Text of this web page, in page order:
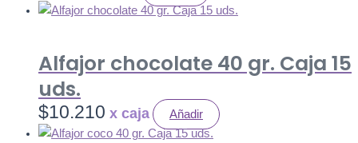
Alfajor chocolate 40 gr. Caja 15
uds.
$10.210 Añadir